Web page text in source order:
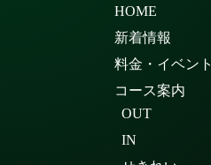
HOME
新着情報
料金・イベント
コース案内
OUT
IN